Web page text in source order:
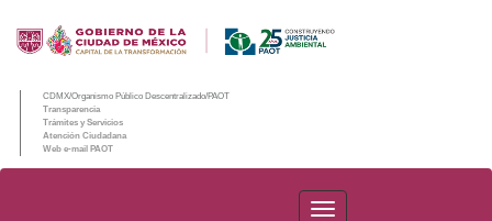
CDMX/Organismo Público Descentralizado/PAOT
Transparencia
Trámites y Servicios
Atención Ciudadana
Web e-mail PAOT
PAOT